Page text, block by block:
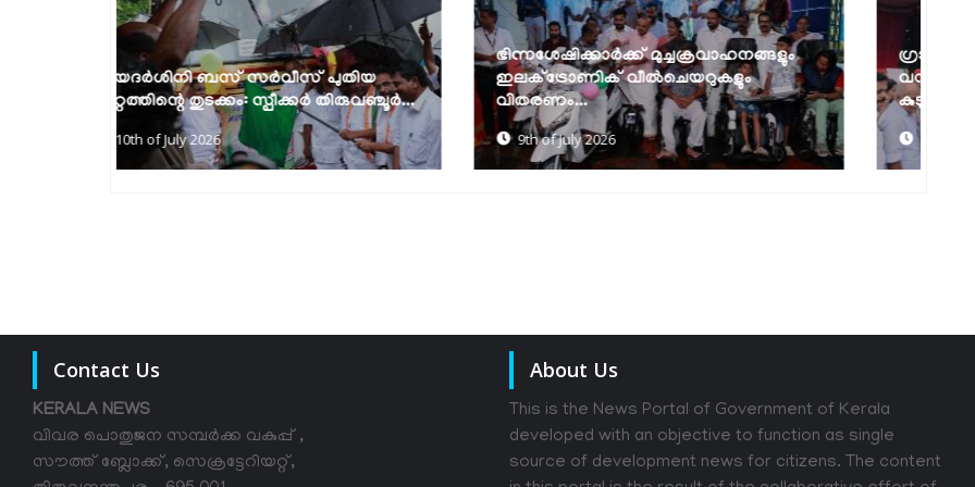
ഭിന്നശേഷിക്കാര്‍ക്ക് മുച്ചക്രവാഹനങ്ങളും
ഇലക്ട്രോണിക് വീല്‍ചെയറുകളും
വിതരണം...
9th of July 2026
ഗ്രാമീണ യാത്രാക്ലേശത്തിന് പരിഹാരവും
വനിതാ സംരംഭകർക്ക് തുണയുമായി
കുടുംബശ്രീയുടെ...
6th of July 2026
Contact Us
KERALA NEWS
വിവര പൊതുജന സമ്പര്‍ക്ക വകുപ്പ് ,
സൗത്ത് ബ്ലോക്ക്, സെക്രട്ടേറിയറ്റ്,
About Us
This is the News Portal of Government of Kerala
developed with an objective to function as single
source of development news for citizens. The content